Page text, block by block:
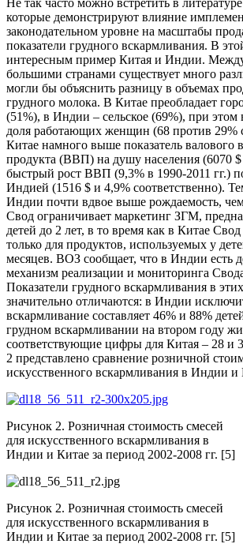
которые демонстрируют влияние
законодательном уровне на масштабы
показатели грудного вскармливания. В
интересным пример Китая и Индии.
большими странами существует много
могли бы объяснить разницу в объемах
грудного молока. В Китае преобладает
(51%), в Индии – сельское (69%), при этом
доля работающих женщин (68 против 29%
Китае намного выше показатель валового
продукта (ВВП) на душу населения (6070 $
быстрый рост ВВП (9,3% в 1990-2011 гг.)
Индией (1516 $ и 4,9% соответственно).
Индии почти вдвое выше рождаемость,
Свод ограничивает маркетинг ЗГМ,
детей до 2 лет, в то время как в Китае
только для продуктов, используемых у
месяцев. ВОЗ сообщает, что в Индии есть
механизм реализации и мониторинга
Показатели грудного вскармливания в
значительно отличаются: в Индии
вскармливание составляет 46% и 88%
грудном вскармливании на втором году
соответствующие цифры для Китая – 28 и
2 представлено сравнение розничной
искусственного вскармливания в Индии и
Рисунок 2. Розничная стоимость смесей
для искусственного вскармливания в
Индии и Китае за период 2002-2008 гг. [5]
Рисунок 2. Розничная стоимость смесей
для искусственного вскармливания в
Индии и Китае за период 2002-2008 гг. [5]